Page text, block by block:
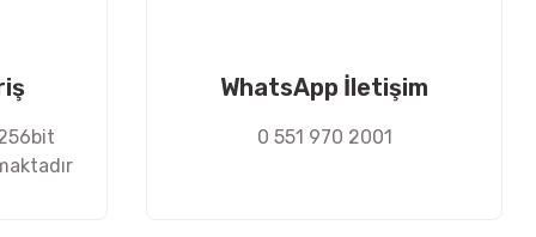
WhatsApp İletişim
0 551 970 2001